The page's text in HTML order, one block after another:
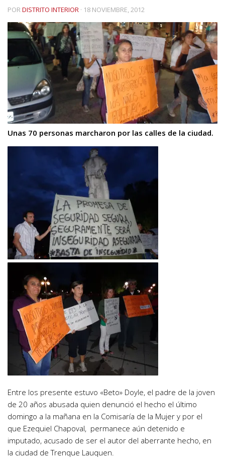
PORDISTRITO INTERIOR · 18 NOVIEMBRE, 2012
Unas 70 personas marcharon por las calles de la ciudad.
Entre los presente estuvo «Beto» Doyle, el padre de la joven
de 20 años abusada quien denunció el hecho el último
domingo a la mañana en la Comisaría de la Mujer y por el
que Ezequiel Chapoval, permanece aún detenido e
imputado, acusado de ser el autor del aberrante hecho, en
la ciudad de Trenque Lauquen.